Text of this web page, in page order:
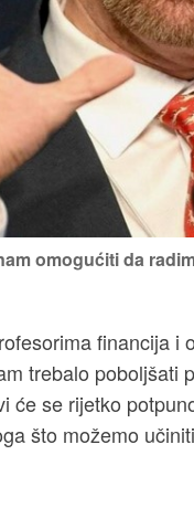
omogućiti da
financija i
trebalo poboljšati
će se rijetko
što možemo